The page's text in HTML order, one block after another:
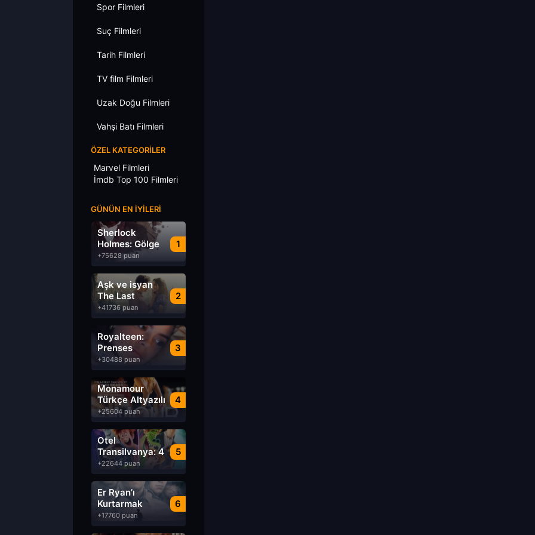
Spor Filmleri
Suç Filmleri
Tarih Filmleri
TV film Filmleri
Uzak Doğu Filmleri
Vahşi Batı Filmleri
ÖZEL KATEGORILER
Marvel Filmleri
İmdb Top 100 Filmleri
GÜNÜN EN İYILERI
1
Sherlock
Holmes: Gölge
Oyunları
+75628 puan
2
Aşk ve isyan
The Last
Parasido izle
+41736 puan
3
Royalteen:
Prenses
Margrethe izle
+30488 puan
4
Monamour
Türkçe Altyazılı
izle
+25604 puan
5
Otel
Transilvanya: 4
Transformanya
izle
+22644 puan
6
Er Ryan’ı
Kurtarmak
Saving Private
Ryan Türkçe
+17760 puan